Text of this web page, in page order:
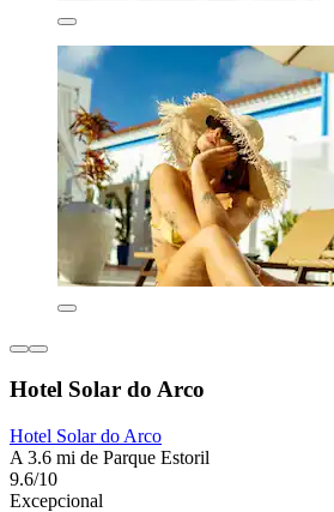
Hotel Solar do Arco
Hotel Solar do Arco
A 3.6 mi de Parque Estoril
9.6/10
Excepcional